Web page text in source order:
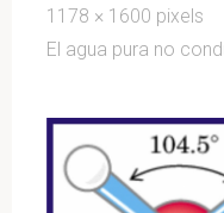
Full
size
1178 × 1600 pixels
El agua pura no